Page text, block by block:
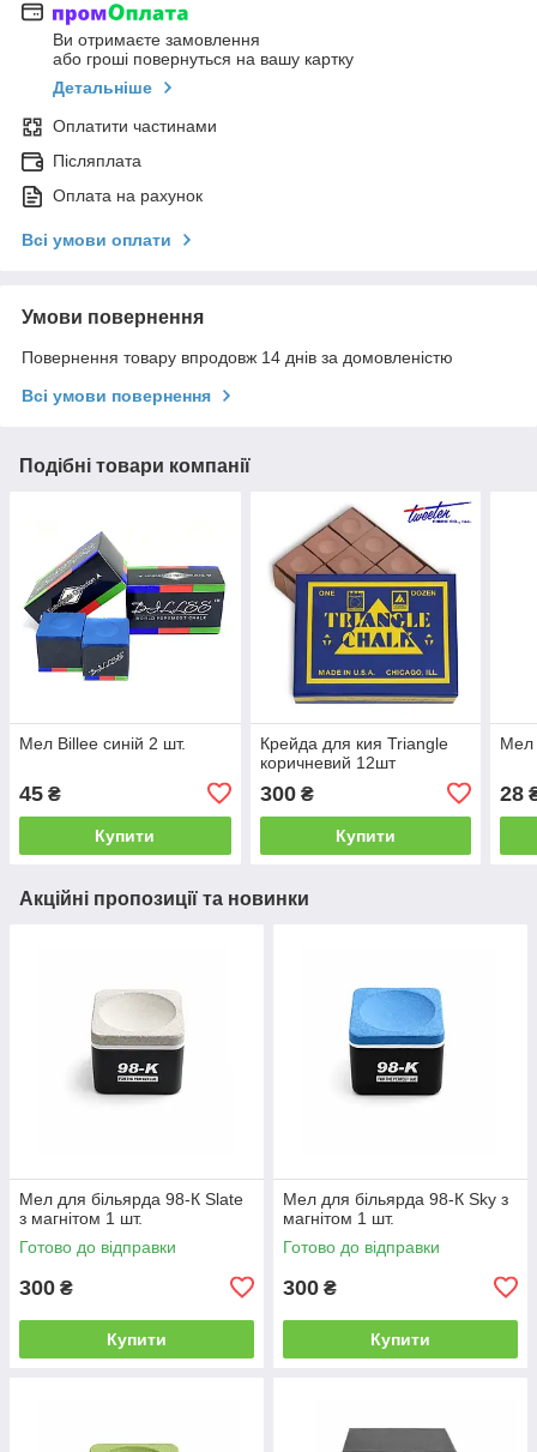
Ви отримаєте замовлення
або гроші повернуться на вашу картку
Детальніше
Оплатити частинами
Післяплата
Оплата на рахунок
Всі умови оплати
Умови повернення
Повернення товару впродовж 14 днів за домовленістю
Всі умови повернення
Подібні товари компанії
Мел Billee синій 2 шт.
45 ₴
Купити
Крейда для кия Triangle
коричневий 12шт
300₴
Купити
Мел
28
Акційні пропозиції та новинки
Мел для більярда 98-К Slate
з магнітом 1 шт.
Готово до відправки
300 ₴
Купити
Мел для більярда 98-К Sky з
магнітом 1 шт.
Готово до відправки
300 ₴
Купити